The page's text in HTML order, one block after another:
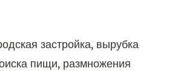
застройка, вырубка
пищи, размножения